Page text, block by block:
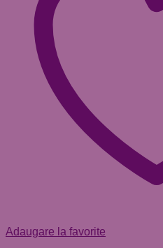
Adaugare la favorite